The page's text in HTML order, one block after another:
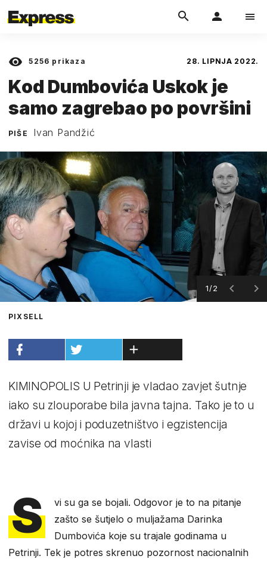
5256 prikaza 28. LIPNJA 2022.
Kod Dumbovića Uskok je
samo zagrebao po površini
PIŠE Ivan Pandžić
1/2
PIXSELL
KIMINOPOLIS U Petrinji je vladao zavjet šutnje
iako su zlouporabe bila javna tajna. Tako je to u
državi u kojoj i poduzetništvo i egzistencija
zavise od moćnika na vlasti
S
vi su ga se bojali. Odgovor je to na pitanje
zašto se šutjelo o muljažama Darinka
Dumbovića koje su trajale godinama u
Petrinji. Tek je potres skrenuo pozornost nacionalnih